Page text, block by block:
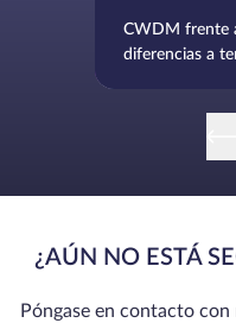
CWDM frente
diferencias a
¿AÚN NO ESTÁ
Póngase en contacto